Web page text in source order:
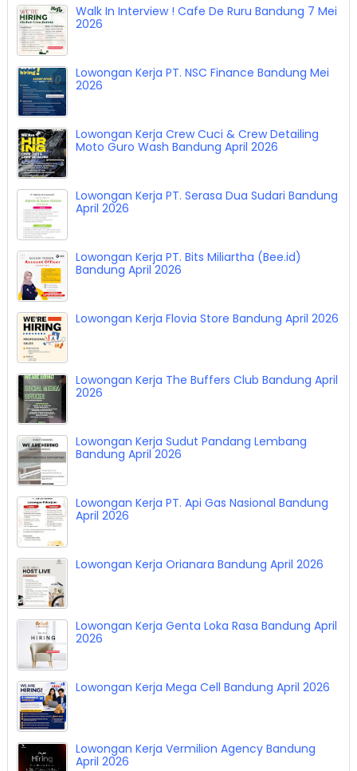
Walk In Interview ! Cafe De Ruru Bandung 7 Mei
2026
Lowongan Kerja PT. NSC Finance Bandung Mei
2026
Lowongan Kerja Crew Cuci & Crew Detailing
Moto Guro Wash Bandung April 2026
Lowongan Kerja PT. Serasa Dua Sudari Bandung
April 2026
Lowongan Kerja PT. Bits Miliartha (Bee.id)
Bandung April 2026
Lowongan Kerja Flovia Store Bandung April 2026
Lowongan Kerja The Buffers Club Bandung April
2026
Lowongan Kerja Sudut Pandang Lembang
Bandung April 2026
Lowongan Kerja PT. Api Gas Nasional Bandung
April 2026
Lowongan Kerja Orianara Bandung April 2026
Lowongan Kerja Genta Loka Rasa Bandung April
2026
Lowongan Kerja Mega Cell Bandung April 2026
Lowongan Kerja Vermilion Agency Bandung
April 2026